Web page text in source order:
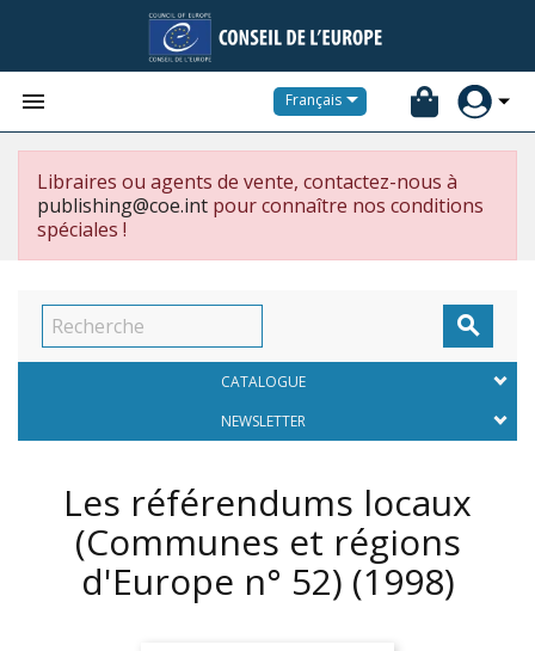
 Français
Libraires ou agents de vente, contactez-nous à
publishing@coe.int pour connaître nos conditions
spéciales !

CATALOGUE
NEWSLETTER
Les référendums locaux
(Communes et régions
d'Europe n° 52) (1998)